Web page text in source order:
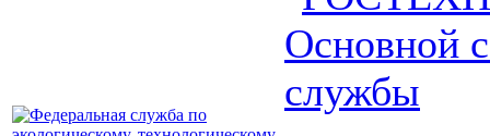
Основной
службы